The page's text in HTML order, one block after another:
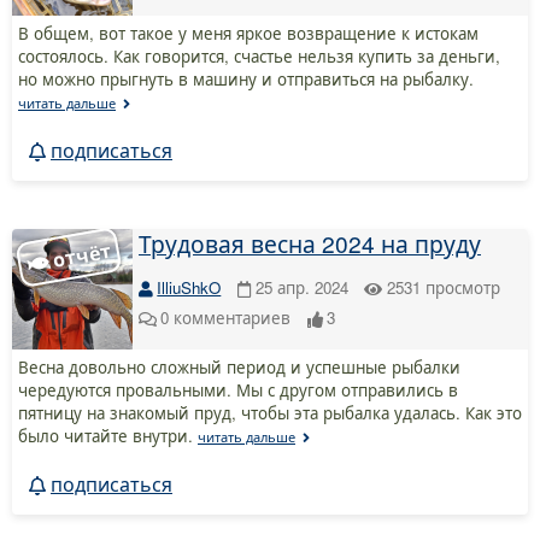
В общем, вот такое у меня яркое возвращение к истокам
состоялось. Как говорится, счастье нельзя купить за деньги,
но можно прыгнуть в машину и отправиться на рыбалку.
читать дальше
подписаться
Трудовая весна 2024 на пруду
IlliuShkO 25 апр. 2024 2531 просмотр
0 комментариев 3
Весна довольно сложный период и успешные рыбалки
чередуются провальными. Мы с другом отправились в
пятницу на знакомый пруд, чтобы эта рыбалка удалась. Как это
было читайте внутри. читать дальше
подписаться